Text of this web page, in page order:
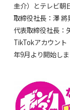
圭介）とテレビ朝
取締役社長：澤 將
代表取締役社長：
TikTokアカウント
年9月より開始しま